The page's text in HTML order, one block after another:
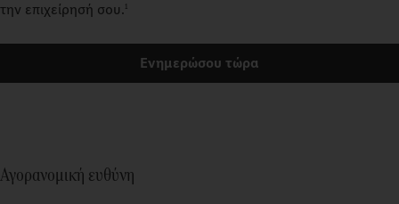
την επιχείρησή σου.
Ενημερώσου τώρα
Αγορανομική ευθύνη